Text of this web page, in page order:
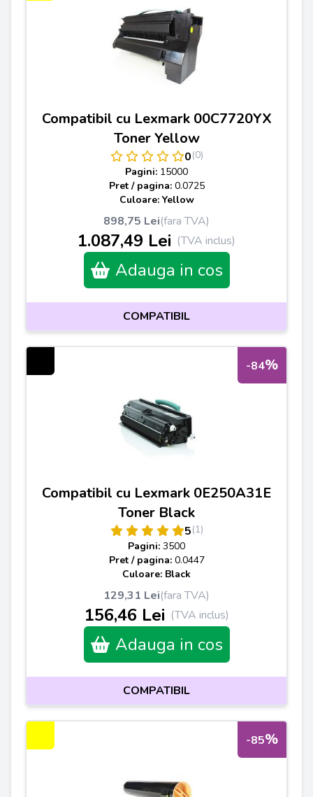
Compatibil cu Lexmark 00C7720YX
Toner Yellow
0(0)
Pagini: 15000
Pret / pagina: 0.0725
Culoare: Yellow
898,75 Lei(fara TVA)
1.087,49 Lei (TVA inclus)
Adauga in cos
COMPATIBIL
-84%
Compatibil cu Lexmark 0E250A31E
Toner Black
5(1)
Pagini: 3500
Pret / pagina: 0.0447
Culoare: Black
129,31 Lei(fara TVA)
156,46 Lei (TVA inclus)
Adauga in cos
COMPATIBIL
-85%